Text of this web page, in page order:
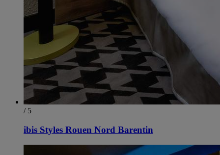
/ 5
ibis Styles Rouen Nord Barentin